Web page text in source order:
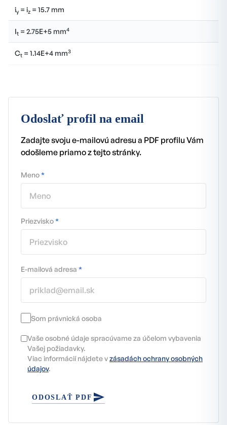
iy= iz = 15.7 mm
It = 2.75E+5 mm4
Ct = 1.14E+4 mm3
Odoslať profil na email
Zadajte svoju e-mailovú adresu a PDF profilu Vám
odošleme priamo z tejto stránky.
Meno*
Priezvisko*
E-mailová adresa *
Som právnická osoba
Vaše osobné údaje spracúvame za účelom vybavenia
Vašej požiadavky.
Viac informácií nájdete vzásadách ochrany osobných
údajov.
ODOSLAŤ PDF